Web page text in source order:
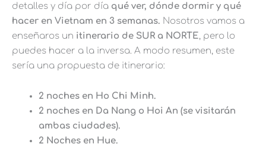
detalles y día por día qué ver, dónde dormir y qué
hacer en Vietnam en 3 semanas. Nosotros vamos a
enseñaros un itinerario de SUR a NORTE, pero lo
puedes hacer a la inversa. A modo resumen, este
sería una propuesta de itinerario:
2 noches en Ho Chi Minh.
2 noches en Da Nang o Hoi An (se visitarán
ambas ciudades).
2 Noches en Hue.